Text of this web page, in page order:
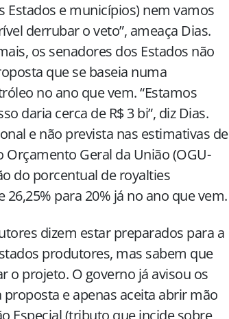
Estados e municípios) nem vamos
derrubar o veto”, ameaça Dias.
os senadores dos Estados não
que se baseia numa
no ano que vem. “Estamos
daria cerca de R$ 3 bi”, diz Dias.
e não prevista nas estimativas de
Geral da União (OGU-
do porcentual de royalties
para 20% já no ano que vem.
dizem estar preparados para a
produtores, mas sabem que
o projeto. O governo já avisou os
e apenas aceita abrir mão
Especial (tributo que incide sobre